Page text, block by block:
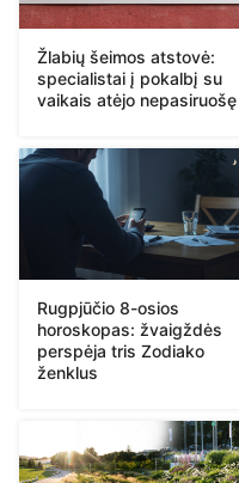
Žlabių šeimos atstovė:
specialistai į pokalbį su
vaikais atėjo nepasiruošę
Rugpjūčio 8-osios
horoskopas: žvaigždės
perspėja tris Zodiako
ženklus